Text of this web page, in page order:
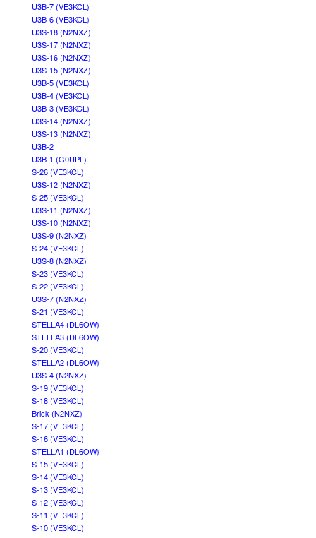
U3B-7 (VE3KCL)
U3B-6 (VE3KCL)
U3S-18 (N2NXZ)
U3S-17 (N2NXZ)
U3S-16 (N2NXZ)
U3S-15 (N2NXZ)
U3B-5 (VE3KCL)
U3B-4 (VE3KCL)
U3B-3 (VE3KCL)
U3S-14 (N2NXZ)
U3S-13 (N2NXZ)
U3B-2
U3B-1 (G0UPL)
S-26 (VE3KCL)
U3S-12 (N2NXZ)
S-25 (VE3KCL)
U3S-11 (N2NXZ)
U3S-10 (N2NXZ)
U3S-9 (N2NXZ)
S-24 (VE3KCL)
U3S-8 (N2NXZ)
S-23 (VE3KCL)
S-22 (VE3KCL)
U3S-7 (N2NXZ)
S-21 (VE3KCL)
STELLA4 (DL6OW)
STELLA3 (DL6OW)
S-20 (VE3KCL)
STELLA2 (DL6OW)
U3S-4 (N2NXZ)
S-19 (VE3KCL)
S-18 (VE3KCL)
Brick (N2NXZ)
S-17 (VE3KCL)
S-16 (VE3KCL)
STELLA1 (DL6OW)
S-15 (VE3KCL)
S-14 (VE3KCL)
S-13 (VE3KCL)
S-12 (VE3KCL)
S-11 (VE3KCL)
S-10 (VE3KCL)